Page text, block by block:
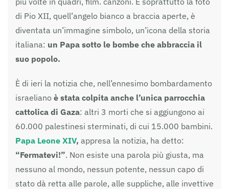
di Pio XII, quell’angelo bianco a braccia aperte, è
diventata un’immagine simbolo, un’icona della storia
italiana: un Papa sotto le bombe che abbraccia il
suo popolo.
È di ieri la notizia che, nell’ennesimo bombardamento
israeliano è stata colpita anche l’unica parrocchia
cattolica di Gaza: altri 3 morti che si aggiungono ai
60.000 palestinesi sterminati, di cui 15.000 bambini.
Papa Leone XIV, appresa la notizia, ha detto:
“Fermatevi!”. Non esiste una parola più giusta, ma
nessuno al mondo, nessun potente, nessun capo di
stato dà retta alle parole, alle suppliche, alle invettive